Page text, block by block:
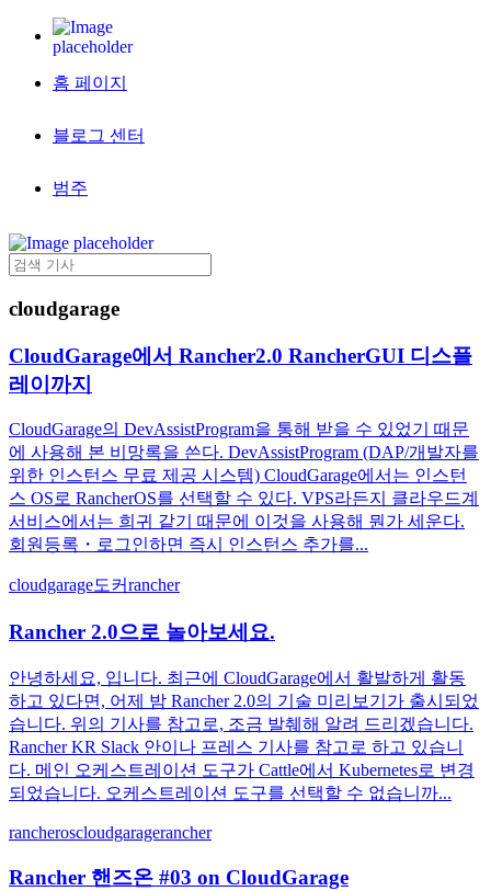
홈 페이지
블로그 센터
범주
cloudgarage
CloudGarage에서 Rancher2.0 RancherGUI 디스플
레이까지
CloudGarage의 DevAssistProgram을 통해 받을 수 있었기 때문
에 사용해 본 비망록을 쓴다. DevAssistProgram (DAP/개발자를
위한 인스턴스 무료 제공 시스템) CloudGarage에서는 인스턴
스 OS로 RancherOS를 선택할 수 있다. VPS라든지 클라우드계
서비스에서는 희귀 같기 때문에 이것을 사용해 뭔가 세운다.
회원등록・로그인하면 즉시 인스턴스 추가를...
cloudgarage도커rancher
Rancher 2.0으로 놀아보세요.
안녕하세요, 입니다. 최근에 CloudGarage에서 활발하게 활동
하고 있다면, 어제 밤 Rancher 2.0의 기술 미리보기가 출시되었
습니다. 위의 기사를 참고로, 조금 발췌해 알려 드리겠습니다.
Rancher KR Slack 안이나 프레스 기사를 참고로 하고 있습니
다. 메인 오케스트레이션 도구가 Cattle에서 Kubernetes로 변경
되었습니다. 오케스트레이션 도구를 선택할 수 없습니까...
rancheroscloudgaragerancher
Rancher 핸즈온 #03 on CloudGarage